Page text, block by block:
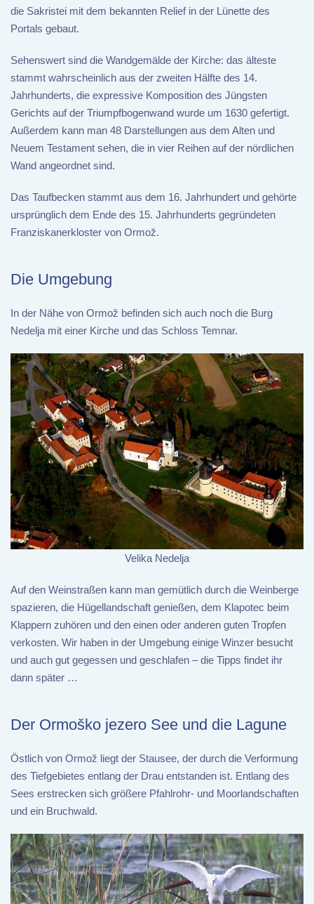
die Sakristei mit dem bekannten Relief in der Lünette des
Portals gebaut.
Sehenswert sind die Wandgemälde der Kirche: das älteste
stammt wahrscheinlich aus der zweiten Hälfte des 14.
Jahrhunderts, die expressive Komposition des Jüngsten
Gerichts auf der Triumpfbogenwand wurde um 1630 gefertigt.
Außerdem kann man 48 Darstellungen aus dem Alten und
Neuem Testament sehen, die in vier Reihen auf der nördlichen
Wand angeordnet sind.
Das Taufbecken stammt aus dem 16. Jahrhundert und gehörte
ursprünglich dem Ende des 15. Jahrhunderts gegründeten
Franziskanerkloster von Ormož.
Die Umgebung
In der Nähe von Ormož befinden sich auch noch die Burg
Nedelja mit einer Kirche und das Schloss Temnar.
Velika Nedelja
Auf den Weinstraßen kann man gemütlich durch die Weinberge
spazieren, die Hügellandschaft genießen, dem Klapotec beim
Klappern zuhören und den einen oder anderen guten Tropfen
verkosten. Wir haben in der Umgebung einige Winzer besucht
und auch gut gegessen und geschlafen – die Tipps findet ihr
dann später …
Der Ormoško jezero See und die Lagune
Östlich von Ormož liegt der Stausee, der durch die Verformung
des Tiefgebietes entlang der Drau entstanden ist. Entlang des
Sees erstrecken sich größere Pfahlrohr- und Moorlandschaften
und ein Bruchwald.